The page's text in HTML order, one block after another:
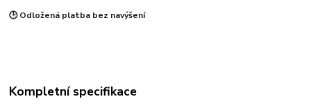
🕒 Odložená platba bez navýšení
Kompletní specifikace